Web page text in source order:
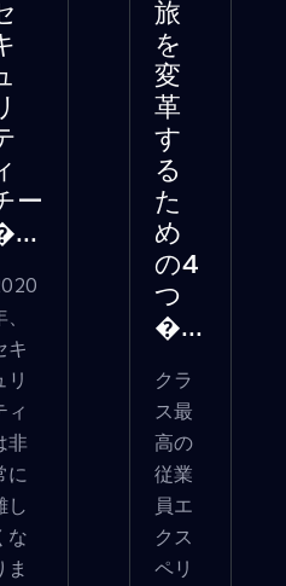
ー
キ
リ
ィ
非
に
し
な
ま
旅
を
変
革
す
る
た
め
の4
つ
�...
クラ
ス最
高の
従業
員エ
クス
ペリ